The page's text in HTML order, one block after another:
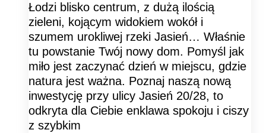
Łodzi blisko centrum, z dużą ilością
zieleni, kojącym widokiem wokół i
szumem urokliwej rzeki Jasień… Właśnie
tu powstanie Twój nowy dom. Pomyśl jak
miło jest zaczynać dzień w miejscu, gdzie
natura jest ważna. Poznaj naszą nową
inwestycję przy ulicy Jasień 20/28, to
odkryta dla Ciebie enklawa spokoju i ciszy
z szybkim